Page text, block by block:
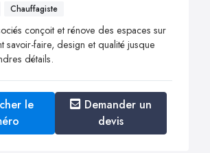
Chauffagiste
conçoit et rénove des espaces sur
savoir-faire, design et qualité jusque
détails.
le
Demander un
devis